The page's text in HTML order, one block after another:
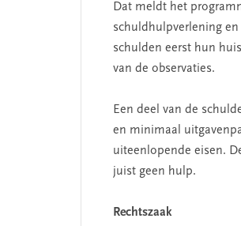
Dat meldt het
schuldhulpverlening
schulden eerst hun
van de observaties.
Een deel van de
en minimaal
uiteenlopende eisen.
juist geen hulp.
Rechtszaak